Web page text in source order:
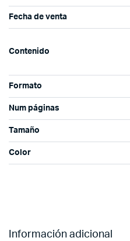
Fecha de venta
Contenido
Formato
Num páginas
Tamaño
Color
Información adicional